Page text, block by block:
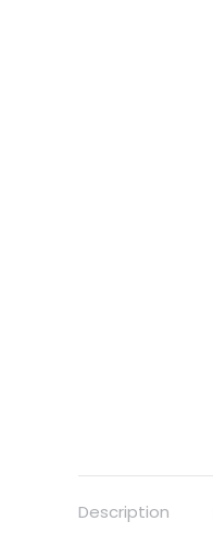
Description